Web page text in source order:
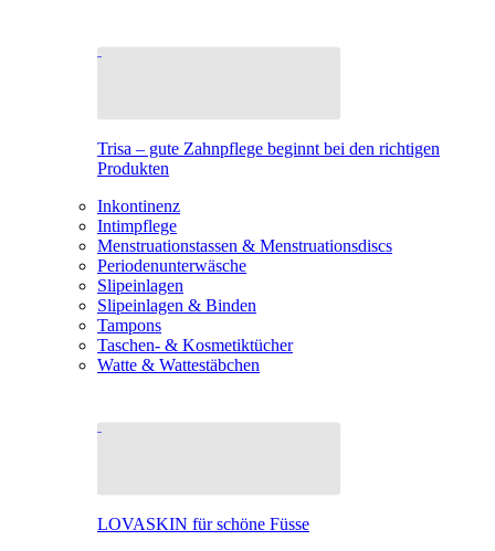
Trisa – gute Zahnpflege beginnt bei den richtigen
Produkten
Inkontinenz
Intimpflege
Menstruationstassen & Menstruationsdiscs
Periodenunterwäsche
Slipeinlagen
Slipeinlagen & Binden
Tampons
Taschen- & Kosmetiktücher
Watte & Wattestäbchen
LOVASKIN für schöne Füsse